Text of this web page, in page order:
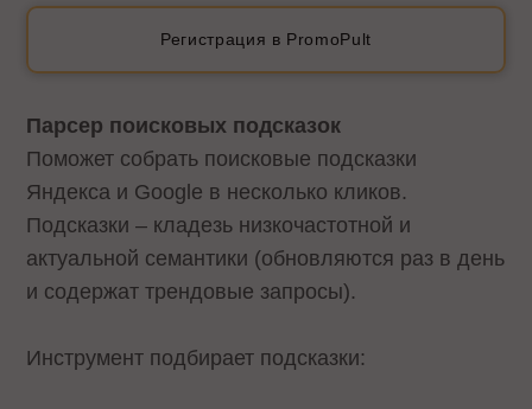
Регистрация в PromoPult
Парсер поисковых подсказок
Поможет собрать поисковые подсказки
Яндекса и Google в несколько кликов.
Подсказки – кладезь низкочастотной и
актуальной семантики (обновляются раз в день
и содержат трендовые запросы).
Инструмент подбирает подсказки: